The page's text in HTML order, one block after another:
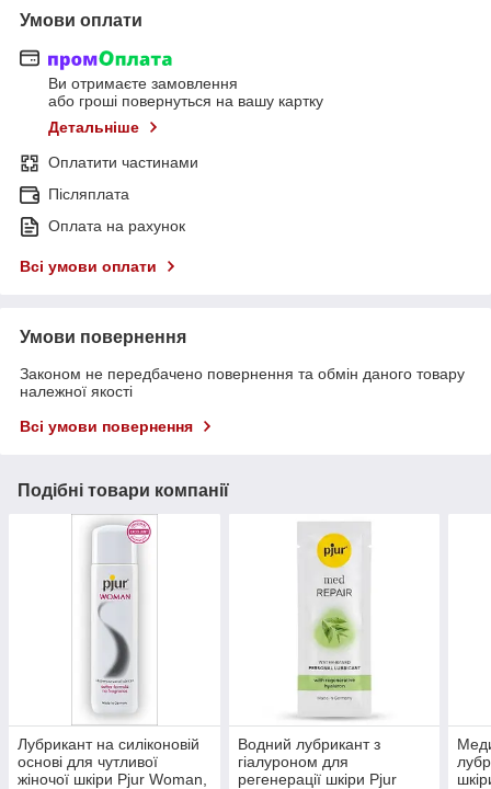
Умови оплати
Ви отримаєте замовлення
або гроші повернуться на вашу картку
Детальніше
Оплатити частинами
Післяплата
Оплата на рахунок
Всі умови оплати
Умови повернення
Законом не передбачено повернення та обмін даного товару
належної якості
Всі умови повернення
Подібні товари компанії
Лубрикант на силіконовій
основі для чутливої
жіночої шкіри Pjur Woman,
Водний лубрикант з
гіалуроном для
регенерації шкіри Pjur